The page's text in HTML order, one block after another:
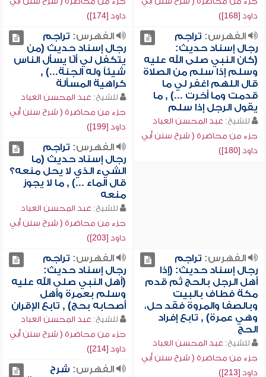
داود [168])
داود [174])
الفهرس: تراجم
رجال إسناد حديث:
(كان النبي صلى الله عليه
وسلم إذا سلم من الصلاة
قال اللهم اغفر لي ما
قدمت وما أخرت ...) , ما
يقول الرجل إذا سلم
للشيخ: عبد المحسن العباد
جزء من محاضرة ( شرح سنن أبي
داود [180])
الفهرس: تراجم
رجال إسناد حديث (من
يتكفل لي ألّا يسأل الناس
شيئاً وله الجنة...) ,
كراهية المسألة
للشيخ: عبد المحسن العباد
جزء من محاضرة ( شرح سنن أبي
داود [199])
الفهرس: تراجم
رجال إسناد حديث (ما
الشيء الذي لا يحل منعه؟
قال الماء ...) , ما لا يجوز
منعه
للشيخ: عبد المحسن العباد
جزء من محاضرة ( شرح سنن أبي
داود [203])
الفهرس: تراجم
رجال إسناد حديث: (إذا
أهل الرجل بالحج ثم قدم
مكة فطاف بالبيت
وبالصفا والمروة فقد حل،
وهي عمرة) , تابع إفراد
الحج
للشيخ: عبد المحسن العباد
جزء من محاضرة ( شرح سنن أبي
داود [213])
الفهرس: تراجم
رجال إسناد حديث:
(أهل النبي صلى الله عليه
وسلم بعمرة وأهل
أصحابه بحج) , تابع الإقران
للشيخ: عبد المحسن العباد
جزء من محاضرة ( شرح سنن أبي
داود [214])
الفهرس: شرح